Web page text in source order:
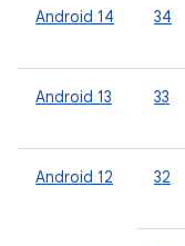
Android 14 34
Android 13 33
Android 12 32